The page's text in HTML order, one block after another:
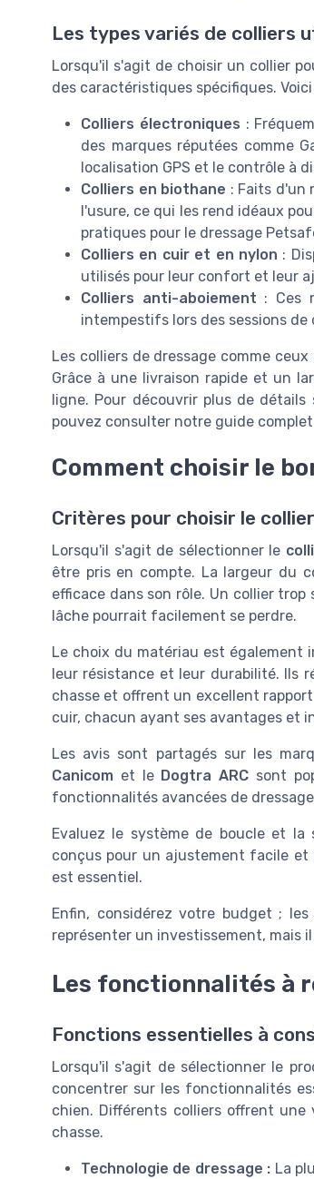
Les types variés de colliers
Lorsqu'il s'agit de choisir un collier
des caractéristiques spécifiques.
Colliers électroniques :
des marques réputées comme
localisation GPS et le contrôle à
Colliers en biothane : Faits d'un
l'usure, ce qui les rend idéaux
pratiques pour le dressage
Colliers en cuir et en nylon :
utilisés pour leur confort et leur
Colliers anti-aboiement : Ces
intempestifs lors des sessions
Les colliers de dressage comme
Grâce à une livraison rapide et un
ligne. Pour découvrir plus de
pouvez consulter notre guide
Comment choisir le
Critères pour choisir le
Lorsqu'il s'agit de sélectionner le
être pris en compte. La largeur du
efficace dans son rôle. Un collier
lâche pourrait facilement se perdre.
Le choix du matériau est également
leur résistance et leur durabilité. Ils
chasse et offrent un excellent
cuir, chacun ayant ses avantages et
Les avis sont partagés sur les
Canicom et le Dogtra ARC sont
fonctionnalités avancées de
Evaluez le système de boucle et la
conçus pour un ajustement facile
est essentiel.
Enfin, considérez votre budget ;
représenter un investissement, mais
Les fonctionnalités à
Fonctions essentielles à
Lorsqu'il s'agit de sélectionner le
concentrer sur les fonctionnalités
chien. Différents colliers offrent
chasse.
Technologie de dressage : La